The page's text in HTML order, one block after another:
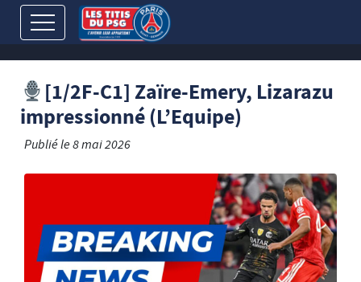
[1/2F-C1] Zaïre-Emery, Lizarazu
impressionné (L’Equipe)
Publié le8 mai 2026